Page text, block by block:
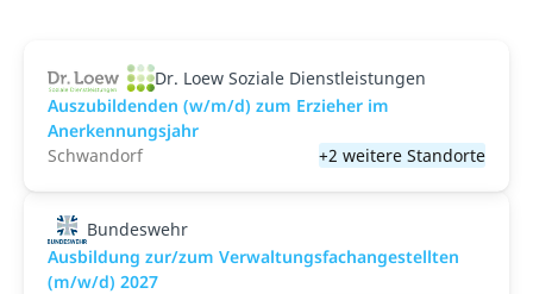
Dr. Loew Soziale Dienstleistungen
Auszubildenden (w/m/d) zum Erzieher im
Anerkennungsjahr
Schwandorf
+2 weitere Standorte
Bundeswehr
Ausbildung zur/zum Verwaltungsfachangestellten
(m/w/d) 2027